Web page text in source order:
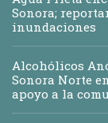
Sonora;
inundaciones
Alcohólicos
Sonora Norte
apoyo a la